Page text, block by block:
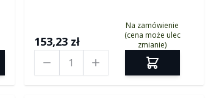
153,23 zł
Na zamówienie
(cena może ulec
zmianie)